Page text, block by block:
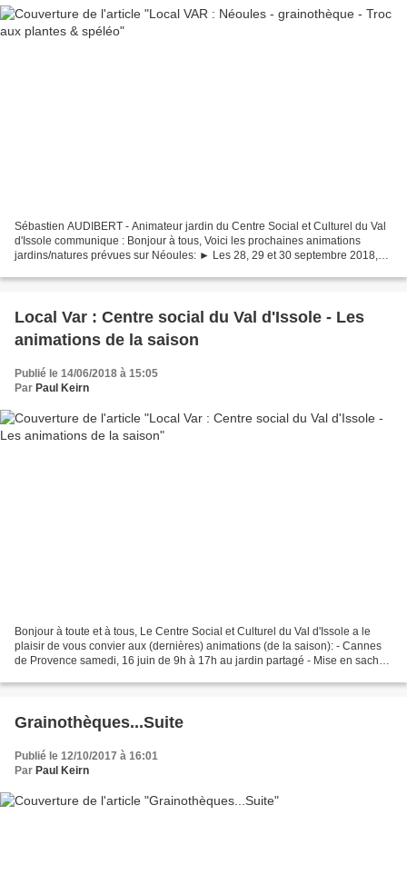
Sébastien AUDIBERT - Animateur jardin du Centre Social et Culturel du Val
d'Issole communique : Bonjour à tous, Voici les prochaines animations
jardins/natures prévues sur Néoules: ► Les 28, 29 et 30 septembre 2018,
Local Var : Centre social du Val d'Issole - Les
animations de la saison
Publié le 14/06/2018 à 15:05
Par Paul Keirn
Bonjour à toute et à tous, Le Centre Social et Culturel du Val d'Issole a le
plaisir de vous convier aux (dernières) animations (de la saison): - Cannes
de Provence samedi, 16 juin de 9h à 17h au jardin partagé - Mise en sachet
Grainothèques...Suite
Publié le 12/10/2017 à 16:01
Par Paul Keirn